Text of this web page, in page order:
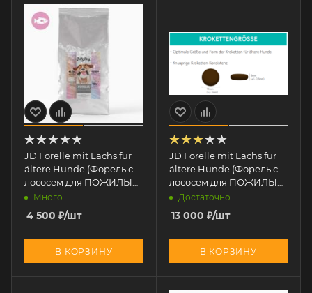
JD Forelle mit Lachs für
ältere Hunde (Форель с
лососем для ПОЖИЛЫХ
собак) 2 кг
Много
4 500 ₽/шт
В КОРЗИНУ
JD Forelle mit Lachs für
ältere Hunde (Форель с
лососем для ПОЖИЛЫХ
собак) 12 кг
Достаточно
13 000 ₽/шт
В КОРЗИНУ